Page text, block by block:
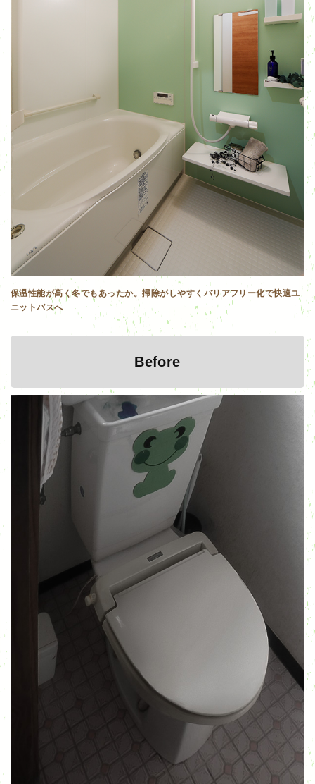
保温性能が高く冬でもあったか。掃除がしやすくバリアフリー化で快適ユ
ニットバスへ
Before